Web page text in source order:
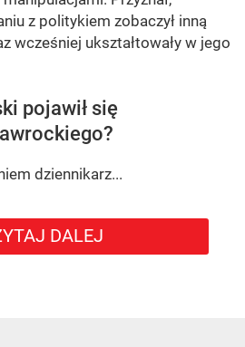
z politykiem zobaczył inną
wcześniej ukształtowały w jego
pojawił się
dziennikarz...
DALEJ